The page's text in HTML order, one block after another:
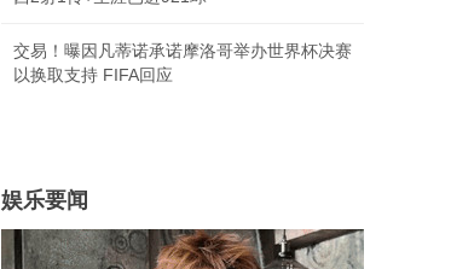
交易！曝因凡蒂诺承诺摩洛哥举办世界杯决赛
以换取支持 FIFA回应
娱乐要闻